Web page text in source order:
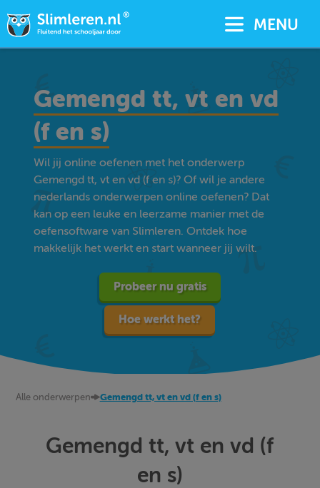
MENU
Gemengd tt, vt en vd
(f en s)
Wil jij online oefenen met het onderwerp
Gemengd tt, vt en vd (f en s)? Of wil je andere
nederlands onderwerpen online oefenen? Dat
kan op een leuke en leerzame manier met de
oefensoftware van Slimleren. Ontdek hoe
makkelijk het werkt en start wanneer jij wilt.
Probeer nu gratis
Hoe werkt het?
Alle onderwerpen Gemengd tt, vt en vd (f en s)
Gemengd tt, vt en vd (f
en s)